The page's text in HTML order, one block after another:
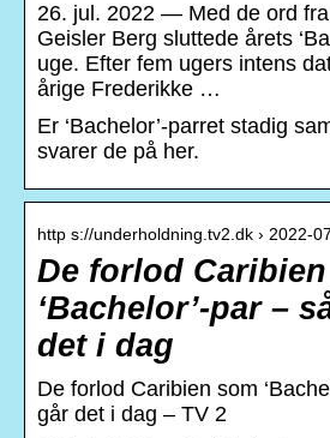
26. jul. 2022 — Med de ord
Geisler Berg sluttede årets
uge. Efter fem ugers intens
årige Frederikke …
Er ‘Bachelor’-parret stadig
svarer de på her.
http s://underholdning.tv2.dk › 2022-
De forlod
‘Bachelor’-par –
det i dag
De forlod Caribien som
går det i dag – TV 2